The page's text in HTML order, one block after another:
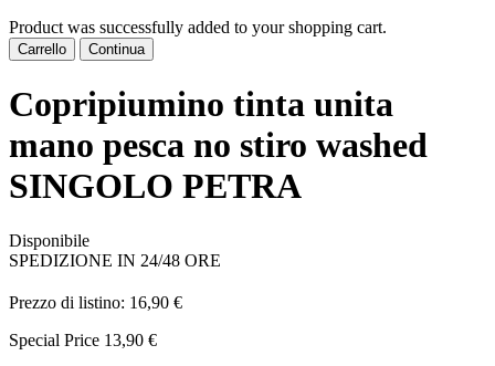
Product was successfully added to your shopping cart.
Carrello Continua
Copripiumino tinta unita
mano pesca no stiro washed
SINGOLO PETRA
Disponibile
SPEDIZIONE IN 24/48 ORE
Prezzo di listino: 16,90 €
Special Price 13,90 €